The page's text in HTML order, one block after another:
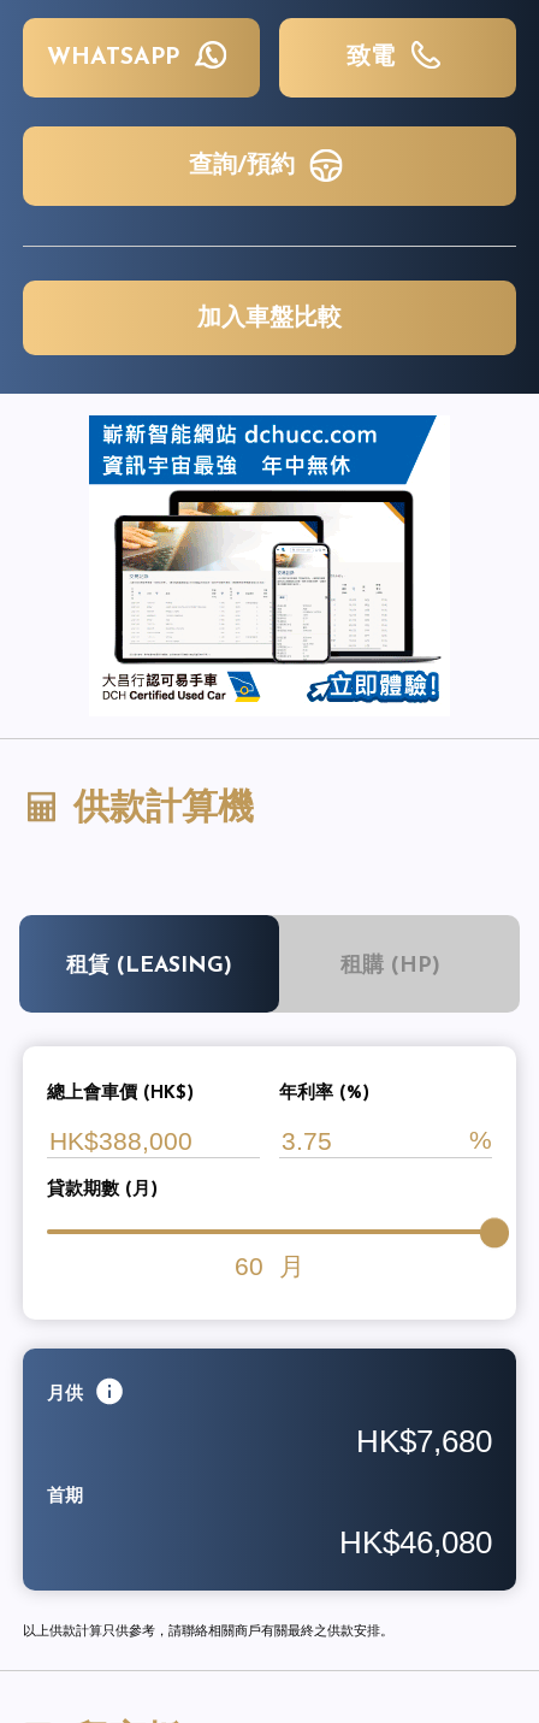
WHATSAPP 致電
查詢/預約
加入車盤比較
供款計算機
租賃 (LEASING) 租購 (HP)
總上會車價 (HK$) 年利率 (%)
貸款期數 (月)
60 月
月供
HK$7,680
首期
HK$46,080
以上供款計算只供參考，請聯絡相關商戶有關最終之供款安排。